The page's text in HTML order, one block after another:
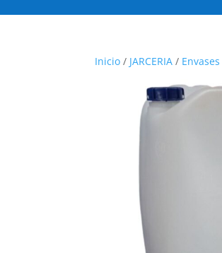
Inicio / JARCERIA / Envases